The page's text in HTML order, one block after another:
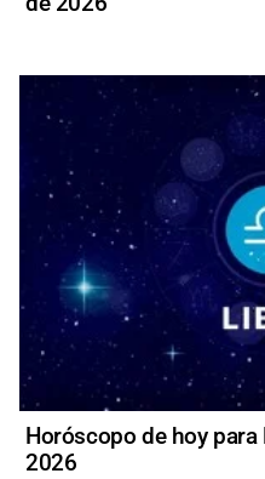
Horóscopo de hoy
2026